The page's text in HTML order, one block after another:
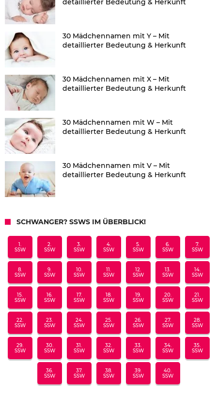
detaillierter Bedeutung & Herkunft
30 Mädchennamen mit Y – Mit
detaillierter Bedeutung & Herkunft
30 Mädchennamen mit X – Mit
detaillierter Bedeutung & Herkunft
30 Mädchennamen mit W – Mit
detaillierter Bedeutung & Herkunft
30 Mädchennamen mit V – Mit
detaillierter Bedeutung & Herkunft
SCHWANGER? SSWS IM ÜBERBLICK!
1.
SSW
2.
SSW
3.
SSW
4.
SSW
5.
SSW
6.
SSW
7.
SSW
8.
SSW
9.
SSW
10.
SSW
11.
SSW
12.
SSW
13.
SSW
14.
SSW
15.
SSW
16.
SSW
17.
SSW
18.
SSW
19.
SSW
20.
SSW
21.
SSW
22.
SSW
23.
SSW
24.
SSW
25.
SSW
26.
SSW
27.
SSW
28.
SSW
29.
SSW
30.
SSW
31.
SSW
32.
SSW
33.
SSW
34.
SSW
35.
SSW
36.
SSW
37.
SSW
38.
SSW
39.
SSW
40.
SSW